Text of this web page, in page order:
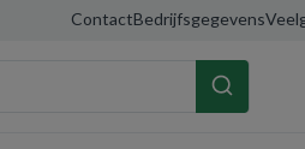
ContactBedrijfsgegevens